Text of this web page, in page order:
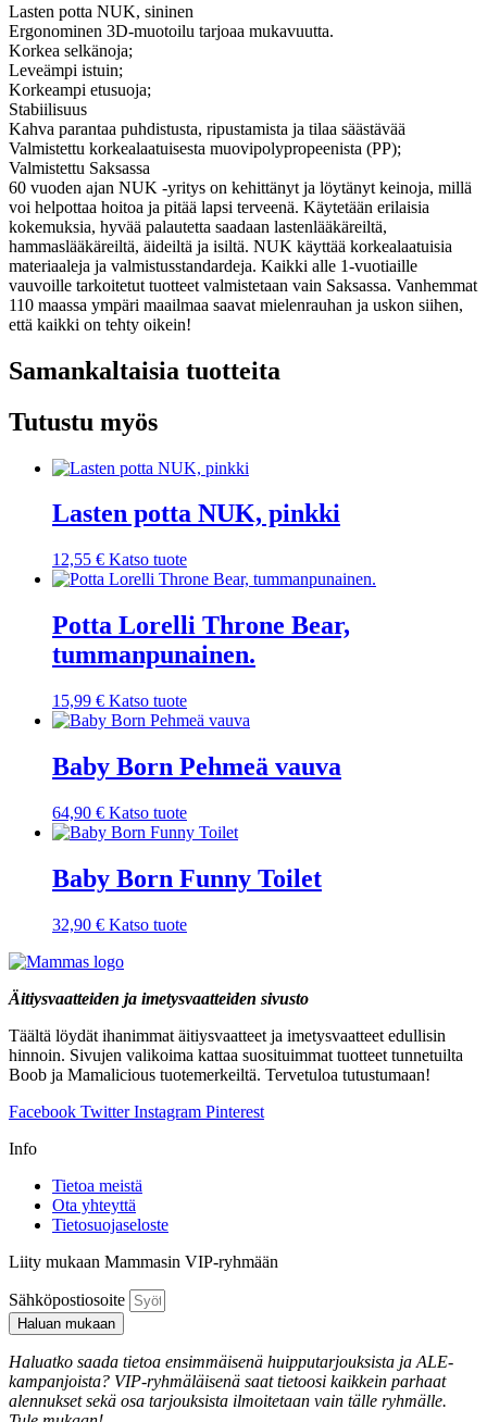
Lasten potta NUK, sininen
Ergonominen 3D-muotoilu tarjoaa mukavuutta.
Korkea selkänoja;
Leveämpi istuin;
Korkeampi etusuoja;
Stabiilisuus
Kahva parantaa puhdistusta, ripustamista ja tilaa säästävää
Valmistettu korkealaatuisesta muovipolypropeenista (PP);
Valmistettu Saksassa
60 vuoden ajan NUK -yritys on kehittänyt ja löytänyt keinoja, millä
voi helpottaa hoitoa ja pitää lapsi terveenä. Käytetään erilaisia
kokemuksia, hyvää palautetta saadaan lastenlääkäreiltä,
hammaslääkäreiltä, äideiltä ja isiltä. NUK käyttää korkealaatuisia
materiaaleja ja valmistusstandardeja. Kaikki alle 1-vuotiaille
vauvoille tarkoitetut tuotteet valmistetaan vain Saksassa. Vanhemmat
110 maassa ympäri maailmaa saavat mielenrauhan ja uskon siihen,
että kaikki on tehty oikein!
Samankaltaisia tuotteita
Tutustu myös
Lasten potta NUK, pinkki
12,55 € Katso tuote
Potta Lorelli Throne Bear,
tummanpunainen.
15,99 € Katso tuote
Baby Born Pehmeä vauva
64,90 € Katso tuote
Baby Born Funny Toilet
32,90 € Katso tuote
Äitiysvaatteiden ja imetysvaatteiden sivusto
Täältä löydät ihanimmat äitiysvaatteet ja imetysvaatteet edullisin
hinnoin. Sivujen valikoima kattaa suosituimmat tuotteet tunnetuilta
Boob ja Mamalicious tuotemerkeiltä. Tervetuloa tutustumaan!
Facebook Twitter Instagram Pinterest
Info
Tietoa meistä
Ota yhteyttä
Tietosuojaseloste
Liity mukaan Mammasin VIP-ryhmään
Sähköpostiosoite
Haluan mukaan
Haluatko saada tietoa ensimmäisenä huipputarjouksista ja ALE-
kampanjoista? VIP-ryhmäläisenä saat tietoosi kaikkein parhaat
alennukset sekä osa tarjouksista ilmoitetaan vain tälle ryhmälle.